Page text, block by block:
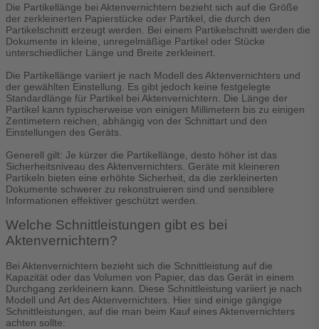
Die Partikellänge bei Aktenvernichtern bezieht sich auf die Größe
der zerkleinerten Papierstücke oder Partikel, die durch den
Partikelschnitt erzeugt werden. Bei einem Partikelschnitt werden die
Dokumente in kleine, unregelmäßige Partikel oder Stücke
unterschiedlicher Länge und Breite zerkleinert.
Die Partikellänge variiert je nach Modell des Aktenvernichters und
der gewählten Einstellung. Es gibt jedoch keine festgelegte
Standardlänge für Partikel bei Aktenvernichtern. Die Länge der
Partikel kann typischerweise von einigen Millimetern bis zu einigen
Zentimetern reichen, abhängig von der Schnittart und den
Einstellungen des Geräts.
Generell gilt: Je kürzer die Partikellänge, desto höher ist das
Sicherheitsniveau des Aktenvernichters. Geräte mit kleineren
Partikeln bieten eine erhöhte Sicherheit, da die zerkleinerten
Dokumente schwerer zu rekonstruieren sind und sensiblere
Informationen effektiver geschützt werden.
Welche Schnittleistungen gibt es bei
Aktenvernichtern?
Bei Aktenvernichtern bezieht sich die Schnittleistung auf die
Kapazität oder das Volumen von Papier, das das Gerät in einem
Durchgang zerkleinern kann. Diese Schnittleistung variiert je nach
Modell und Art des Aktenvernichters. Hier sind einige gängige
Schnittleistungen, auf die man beim Kauf eines Aktenvernichters
achten sollte: